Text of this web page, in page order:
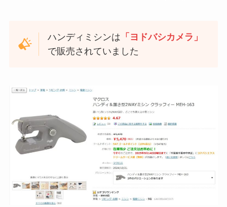
ハンディミシンは 「ヨドバシカメラ」
で販売されていました